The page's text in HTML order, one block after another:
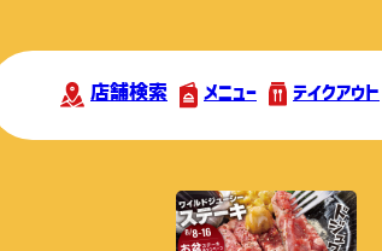
店舗検索 メニュー テイクアウト